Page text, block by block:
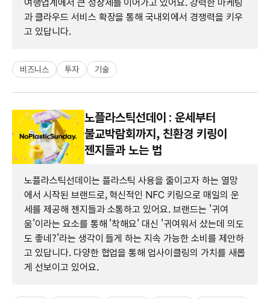
여행업계에서 큰 성장세를 이어가고 있어요. 강력한 마케팅
과 클라우드 서비스 확장을 통해 국내외에서 경쟁력을 키우
고 있답니다.
비즈니스 투자 기술
노플라스틱선데이 : 운세부터
불교박람회까지, 친환경 키링이
젠지들과 노는 법
노플라스틱선데이는 플라스틱 사용을 줄이고자 하는 열망
에서 시작된 브랜드로, 혁신적인 NFC 키링으로 매일의 운
세를 제공해 젠지들과 소통하고 있어요. 브랜드는 '귀여
움'이라는 요소를 통해 '착해요' 대신 '귀여워서 샀는데 의도
도 좋네?'라는 생각이 들게 하는 지속 가능한 소비를 제안하
고 있답니다. 다양한 협업을 통해 업사이클링의 가치를 새롭
게 선보이고 있어요.